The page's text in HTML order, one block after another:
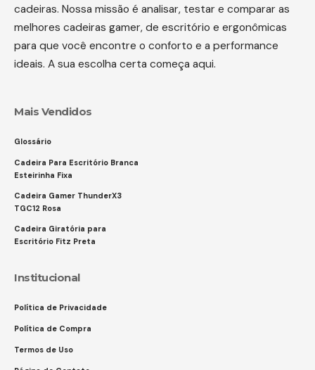
cadeiras. Nossa missão é analisar, testar e comparar as
melhores cadeiras gamer, de escritório e ergonômicas
para que você encontre o conforto e a performance
ideais. A sua escolha certa começa aqui.
Mais Vendidos
Glossário
Cadeira Para Escritório Branca
Esteirinha Fixa
Cadeira Gamer ThunderX3
TGC12 Rosa
Cadeira Giratória para
Escritório Fitz Preta
Institucional
Política de Privacidade
Política de Compra
Termos de Uso